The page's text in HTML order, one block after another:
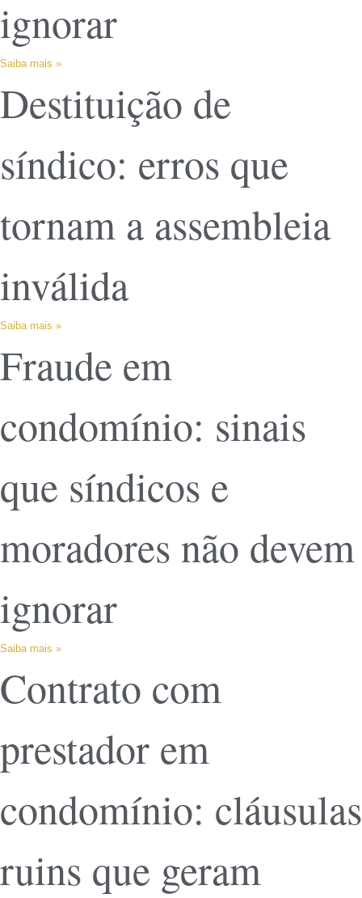
ignorar
Saiba mais »
Destituição de
síndico: erros que
tornam a assembleia
inválida
Saiba mais »
Fraude em
condomínio: sinais
que síndicos e
moradores não devem
ignorar
Saiba mais »
Contrato com
prestador em
condomínio: cláusulas
ruins que geram